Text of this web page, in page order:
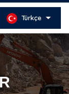
Türkçe